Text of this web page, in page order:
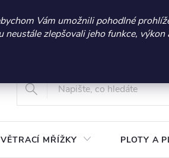
sleva 300 Kč při nákupu nad 3.000 Kč
Vám umožnili pohodlné
neustále zlepšovali jeho funkce, výkon
+420 604 269
Vrácení a reklamace zboží Podmínky
VĚTRACÍ MŘÍŽKY PLOTY A